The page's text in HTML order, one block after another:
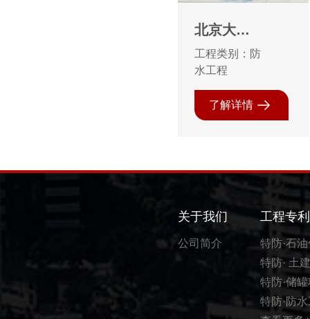
北京大学
校内科研
楼、会议
楼、教学
楼防水施
工程类别：防
水工程
了解详情
关于我们
公司简介
工程专利
特防·石
特防· 土
特防·储
特防·防